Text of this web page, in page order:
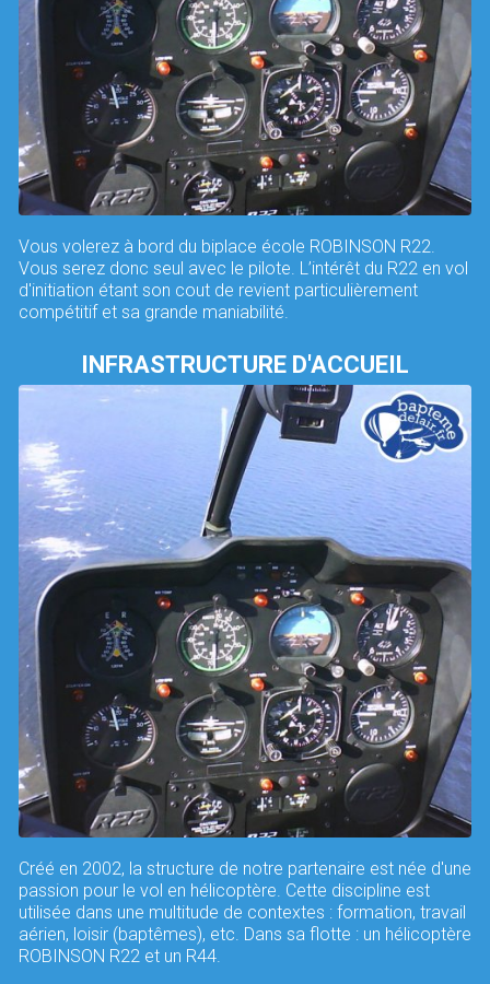
Vous volerez à bord du biplace école ROBINSON R22.
Vous serez donc seul avec le pilote. L’intérêt du R22 en vol
d'initiation étant son cout de revient particulièrement
compétitif et sa grande maniabilité.
INFRASTRUCTURE D'ACCUEIL
Créé en 2002, la structure de notre partenaire est née d'une
passion pour le vol en hélicoptère. Cette discipline est
utilisée dans une multitude de contextes : formation, travail
aérien, loisir (baptêmes), etc. Dans sa flotte : un hélicoptère
ROBINSON R22 et un R44.